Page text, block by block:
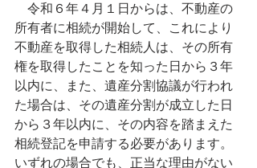
令和６年４月１日からは、不動産の
所有者に相続が開始して、これにより
不動産を取得した相続人は、その所有
権を取得したことを知った日から３年
以内に、また、遺産分割協議が行われ
た場合は、その遺産分割が成立した日
から３年以内に、その内容を踏まえた
相続登記を申請する必要があります。
いずれの場合でも、正当な理由がない